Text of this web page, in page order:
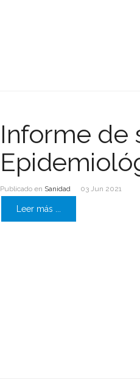
Informe de
Publicado en Sanidad 03 Jun 2021
Leer más ...